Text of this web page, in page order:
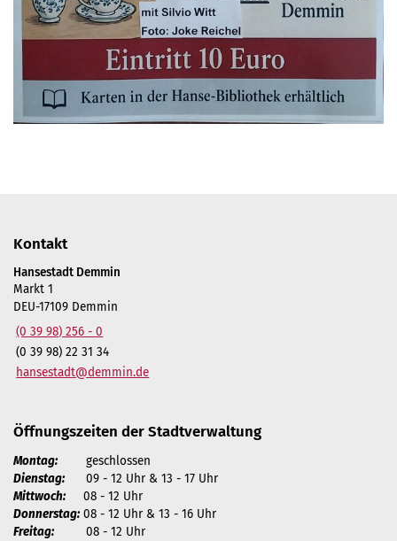
Kontakt
Hansestadt Demmin
Markt 1
DEU-17109 Demmin
(0 39 98) 256 - 0
(0 39 98) 22 31 34
hansestadt@demmin.de
Öffnungszeiten der Stadtverwaltung
Montag: geschlossen
Dienstag: 09 - 12 Uhr & 13 - 17 Uhr
Mittwoch: 08 - 12 Uhr
Donnerstag: 08 - 12 Uhr & 13 - 16 Uhr
Freitag: 08 - 12 Uhr